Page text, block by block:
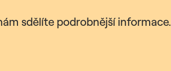
sdělíte podrobnější informace.